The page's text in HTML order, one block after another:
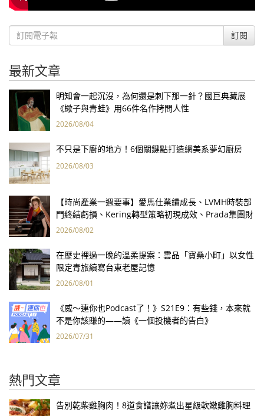
訂閱
最新文章
明知會一起沉沒，為何還是刺下那一針？國巨典藏展
《蠍子與青蛙》用66件名作拷問人性
2026/08/04
不只是下廚的地方！6個關鍵點打造網美系夢幻廚房
2026/08/03
【時尚產業一週要事】愛馬仕業績成長、LVMH時裝部
門終結虧損、Kering轉型策略初現成效、Prada集團財
報亮眼
2026/08/02
在歷史裡過一晚的溫柔提案：雲品「寶桑小町」以女性
限定青旅續寫台東老屋記憶
2026/08/01
《威～連你也Podcast了！》S21E9：有些錢，本來就
不是你該賺的——讀《一個投機者的告白》
2026/07/31
熱門文章
告別乾柴雞胸肉！8道食譜讓妳煮出星級軟嫩雞胸料理